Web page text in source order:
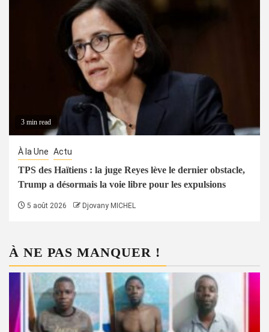
3 min read
À la Une Actu
TPS des Haïtiens : la juge Reyes lève le dernier obstacle,
Trump a désormais la voie libre pour les expulsions
5 août 2026 Djovany MICHEL
À NE PAS MANQUER !